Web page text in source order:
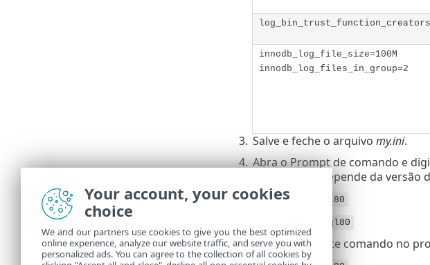
innodb_log_file_size=100M
innodb_log_files_in_group=2
3. Salve e feche o arquivo my.ini.
4. Abra o Prompt de comando e
do processo depende da versão
net stop mysql80
net start mysql80
5. Insira o seguinte comando no
Your account, your cookies
choice
We and our partners use cookies to give you the best optimized
online experience, analyze our website traffic, and serve you with
personalized ads. You can agree to the collection of all cookies by